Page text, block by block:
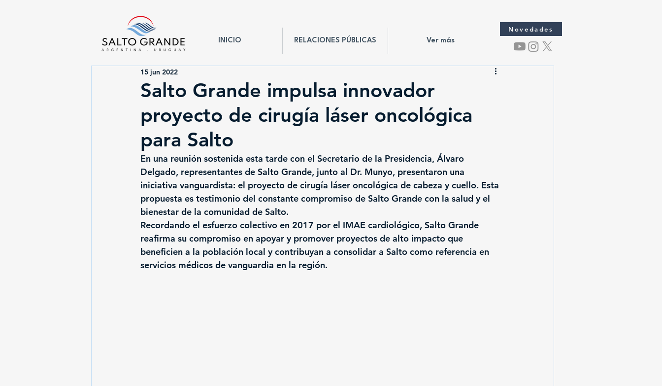
INICIO RELACIONES PÚBLICAS Ver más
Novedades
Salto Grande impulsa innovador
proyecto de cirugía láser oncológica
para Salto
15 jun 2022
En una reunión sostenida esta tarde con el Secretario de la Presidencia, Álvaro
Delgado, representantes de Salto Grande, junto al Dr. Munyo, presentaron una
iniciativa vanguardista: el proyecto de cirugía láser oncológica de cabeza y cuello. Esta
propuesta es testimonio del constante compromiso de Salto Grande con la salud y el
bienestar de la comunidad de Salto.
Recordando el esfuerzo colectivo en 2017 por el IMAE cardiológico, Salto Grande
reafirma su compromiso en apoyar y promover proyectos de alto impacto que
beneficien a la población local y contribuyan a consolidar a Salto como referencia en
servicios médicos de vanguardia en la región.